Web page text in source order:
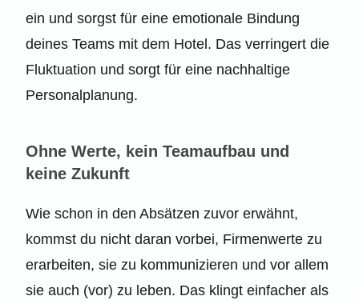
ein und sorgst für eine emotionale Bindung
deines Teams mit dem Hotel. Das verringert die
Fluktuation und sorgt für eine nachhaltige
Personalplanung.
Ohne Werte, kein Teamaufbau und
keine Zukunft
Wie schon in den Absätzen zuvor erwähnt,
kommst du nicht daran vorbei, Firmenwerte zu
erarbeiten, sie zu kommunizieren und vor allem
sie auch (vor) zu leben. Das klingt einfacher als